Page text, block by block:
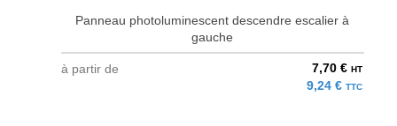
Panneau photoluminescent descendre escalier à
gauche
à partir de 7,70 € HT
9,24 € TTC